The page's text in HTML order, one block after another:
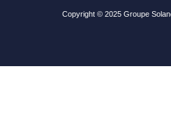
Copyright © 2025 Groupe